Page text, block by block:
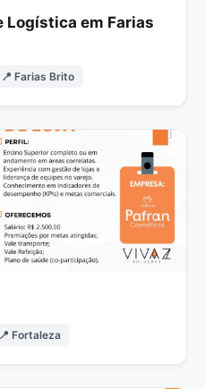
Logística em Farias
📍 Farias Brito
📍 Fortaleza